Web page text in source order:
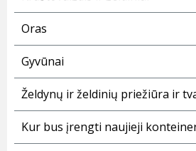
Oras
Gyvūnai
Želdynų ir želdinių priežiūra ir
Kur bus įrengti naujieji